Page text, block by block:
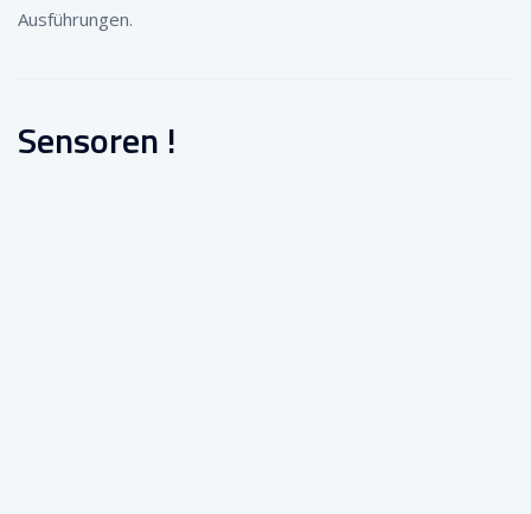
Ausführungen.
Sensoren !